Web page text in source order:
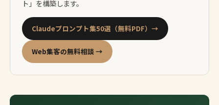
ト」を構築します。
Claudeプロンプト集50選（無料PDF）→
Web集客の無料相談 →